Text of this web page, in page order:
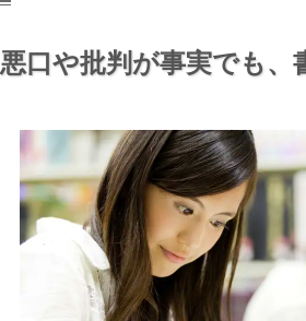
悪口や批判が事実でも、